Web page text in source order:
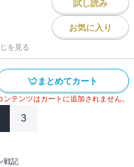
試し読み
お気に入り
を見る
まとめてカート
テンツはカートに追加されません。
3
戦記